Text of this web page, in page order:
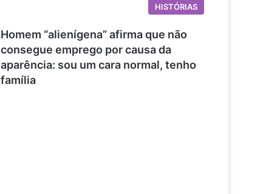
HISTÓRIAS
Homem “alienígena” afirma que não
consegue emprego por causa da
aparência: sou um cara normal, tenho
família